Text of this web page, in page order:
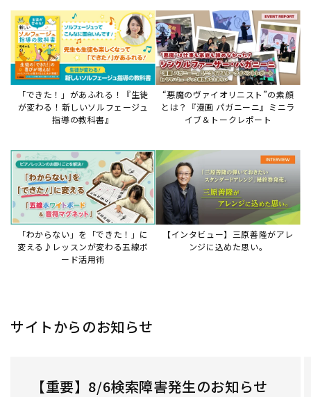
「できた！」があふれる！『生徒
が変わる！新しいソルフェージュ
指導の教科書』
“悪魔のヴァイオリニスト”の素顔
とは？『漫画 パガニーニ』ミニラ
イブ＆トークレポート
「わからない」を「できた！」に
変える♪レッスンが変わる五線ボ
ード活用術
【インタビュー】三原善隆がアレ
ンジに込めた思い。
サイトからのお知らせ
【重要】8/6検索障害発生のお知らせ